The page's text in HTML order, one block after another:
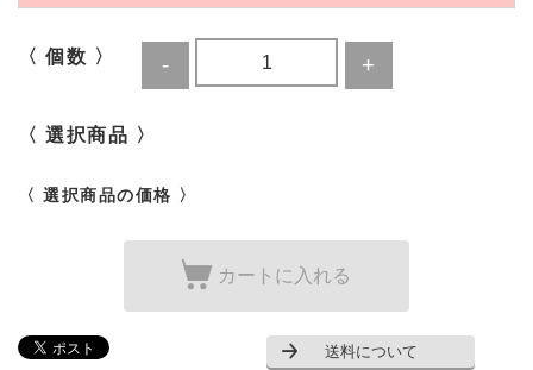
〈 個数 〉
〈 選択商品 〉
〈 選択商品の価格 〉
カートに入れる
送料について